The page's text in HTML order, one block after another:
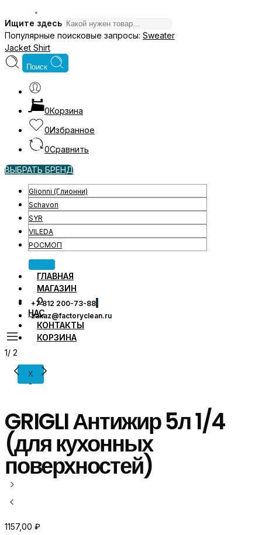
Ищите здесь
Популярные поисковые запросы: Sweater
Jacket Shirt
Поиск
0Корзина
0Избранное
0Сравнить
ВЫБРАТЬ БРЕНД
Glionni (Глионни)
Schavon
SYR
VILEDA
РОСМОП
ГЛАВНАЯ
МАГАЗИН
О
НАС
КОНТАКТЫ
КОРЗИНА
X
+7 812 200-73-88
zakaz@factoryclean.ru
1/ 2
GRIGLI Антижир 5л 1/4
(для кухонных
поверхностей)
1157,00 ₽